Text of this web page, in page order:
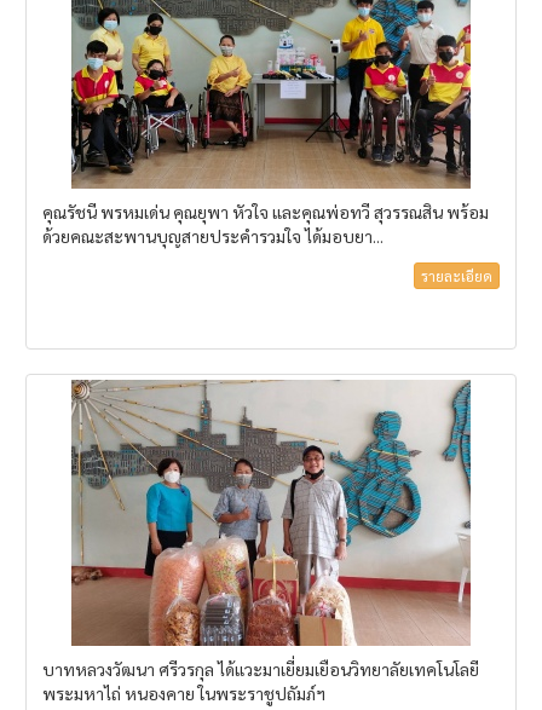
คุณรัชนี พรหมเด่น คุณยุพา หัวใจ และคุณพ่อทวี สุวรรณสิน พร้อม
ด้วยคณะสะพานบุญสายประคำรวมใจ ได้มอบยา...
รายละเอียด
บาทหลวงวัฒนา ศรีวรกุล ได้แวะมาเยี่ยมเยือนวิทยาลัยเทคโนโลยี
พระมหาไถ่ หนองคาย ในพระราชูปถัมภ์ฯ